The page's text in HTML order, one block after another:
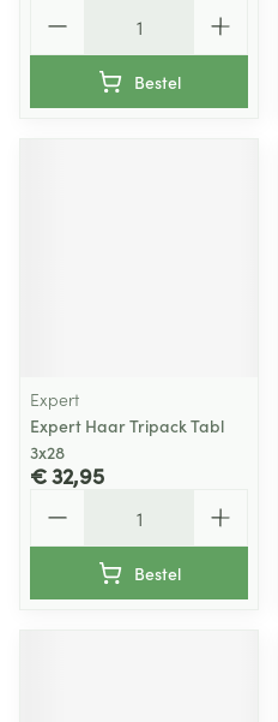
Bestel
Expert
Expert Haar Tripack Tabl
3x28
€ 32,95
Bestel